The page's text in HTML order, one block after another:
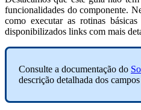
funcionalidades do componente.
como executar as rotinas
disponibilizados links com mais
Consulte a documentação do
descrição detalhada dos